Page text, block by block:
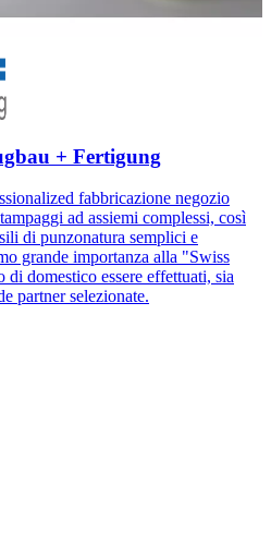
+ Fertigung
fabbricazione negozio
ad assiemi complessi, così
di punzonatura semplici e
grande importanza alla "Swiss
domestico essere effettuati, sia
partner selezionate.